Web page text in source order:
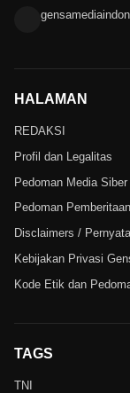
HALAMAN
REDAKSI
Profil dan Legalitas
Pedoman Media Siber
Pedoman
Disclaimers /
Kebijakan Privasi
Kode Etik dan
TAGS
TNI